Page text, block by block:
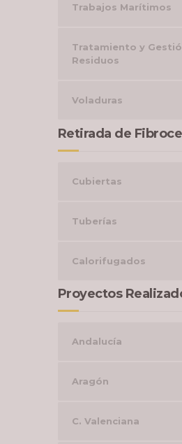
Trabajos Marítimos
Tratamiento y
Residuos
Voladuras
Retirada de
Cubiertas
Tuberías
Calorifugados
Proyectos
Andalucía
Aragón
C. Valenciana